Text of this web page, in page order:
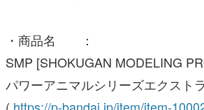
パワーアニマルシリーズエクスト
(https://p-bandai.jp/item/item-
・価格 ：4,840円(税込)(送料
・セット内容：ガオワラビー(親)／